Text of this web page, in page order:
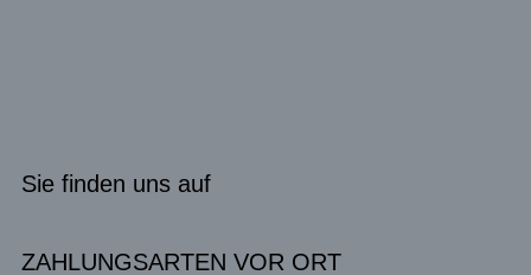
Sie finden uns auf
ZAHLUNGSARTEN VOR ORT